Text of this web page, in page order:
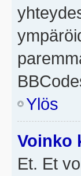
Ylös
Voinko
Et. Et